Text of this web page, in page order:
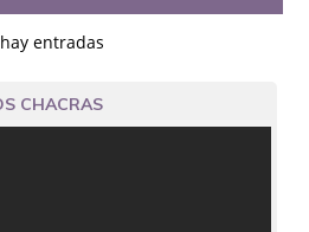
entradas
CHACRAS